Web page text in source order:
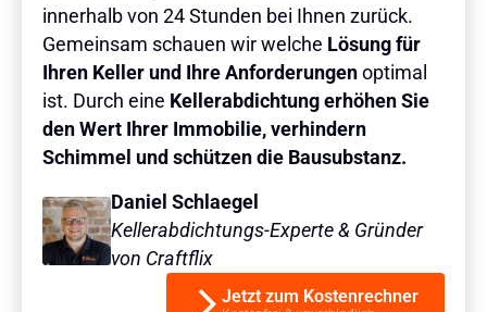
innerhalb von 24 Stunden bei Ihnen zurück.
Gemeinsam schauen wir welche Lösung für
Ihren Keller und Ihre Anforderungenoptimal
ist. Durch eine Kellerabdichtung erhöhen Sie
den Wert Ihrer Immobilie, verhindern
Schimmel und schützen die Bausubstanz.
Daniel Schlaegel
Kellerabdichtungs-Experte & Gründer
von Craftflix
Jetzt zum Kostenrechner